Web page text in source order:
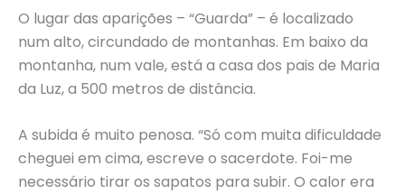
O lugar das aparições – “Guarda” – é localizado
num alto, circundado de montanhas. Em baixo da
montanha, num vale, está a casa dos pais de Maria
da Luz, a 500 metros de distância.
A subida é muito penosa. “Só com muita dificuldade
cheguei em cima, escreve o sacerdote. Foi-me
necessário tirar os sapatos para subir. O calor era